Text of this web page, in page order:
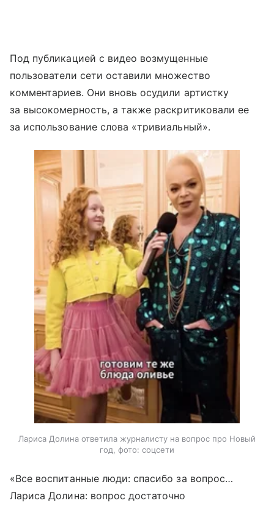
Под публикацией с видео возмущенные
пользователи сети оставили множество
комментариев. Они вновь осудили артистку
за высокомерность, а также раскритиковали ее
за использование слова «тривиальный».
Лариса Долина ответила журналисту на вопрос про Новый
год, фото: соцсети
«Все воспитанные люди: спасибо за вопрос…
Лариса Долина: вопрос достаточно